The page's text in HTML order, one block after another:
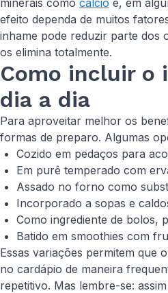
minerais como cálcio e, em
efeito dependa de muitos
inhame pode reduzir parte dos
os elimina totalmente.
Como incluir o
dia a dia
Para aproveitar melhor os
formas de preparo. Algumas
Cozido em pedaços para
Em purê temperado com
Assado no forno como
Incorporado a sopas e
Como ingrediente de bolos,
Batido em smoothies com
Essas variações permitem que
no cardápio de maneira
repetitivo. Mas lembre-se: